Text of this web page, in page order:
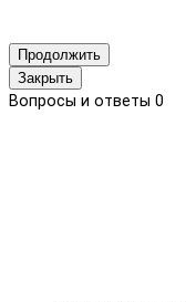
Продолжить
Закрыть
Вопросы и ответы 0